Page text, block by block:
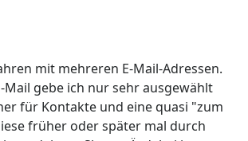
mit mehreren E-Mail-Adressen.
Mail gebe ich nur sehr ausgewählt
für Kontakte und eine quasi "zum
früher oder später mal durch